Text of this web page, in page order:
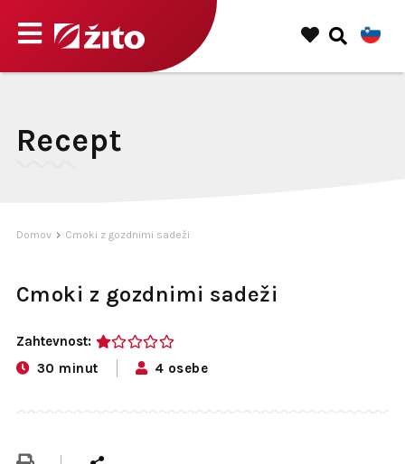
Recept
Domov Cmoki z gozdnimi sadeži
Cmoki z gozdnimi sadeži
Zahtevnost:
30 minut 4 osebe